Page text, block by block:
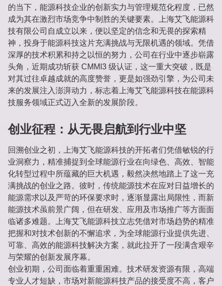
的当下，能源科技企业的创新实力与管理规范化程度，已然
成为其在激烈市场竞争中制胜的关键要素。上海艾飞能源科
技有限公司自成立以来，便以坚定的信念和无畏的探索精
神，投身于能源科技这片充满挑战与无限机遇的领域。凭借
深厚的技术积累和持之以恒的努力，公司在行业中逐步崭露
头角，近期成功斩获 CMMI3 级认证，这一重大突破，既是
对其过往卓越成就的高度赞誉，更是如强劲引擎，为公司未
来的发展注入澎湃动力，标志着上海艾飞能源科技在能源科
技服务领域正式迈入全新的发展阶段。
创业征程：从无畏启航到行业中坚
回溯创业之初，上海艾飞能源科技的开拓者们凭借敏锐的行
业洞察力，精准捕捉到全球能源行业在向绿色、高效、智能
化转型过程中所蕴藏的巨大机遇，毅然决然地踏上了这一充
满挑战的创业之路。彼时，传统能源技术在应对日益增长的
能源需求以及严苛的环保要求时，逐渐显露出局限性，而新
能源技术虽前景广阔，但在研发、应用及市场推广等方面面
临诸多难题。上海艾飞能源科技立志凭借对市场趋势的精准
把握和对技术创新的不懈追求，为全球能源行业提供先进、
可靠、高效的能源科技解决方案，就此拉开了一段满含艰辛
与荣耀的创新发展序幕。
创业初期，公司面临着重重困难。技术研发资源有限，高端
专业人才短缺，市场对新能源科技产品的接受度不高，客户